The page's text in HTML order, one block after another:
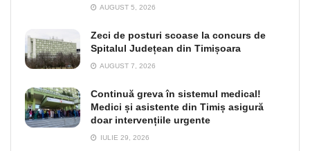
AUGUST 5, 2026
Zeci de posturi scoase la concurs de
Spitalul Județean din Timișoara
AUGUST 7, 2026
Continuă greva în sistemul medical!
Medici și asistente din Timiș asigură
doar intervențiile urgente
IULIE 29, 2026